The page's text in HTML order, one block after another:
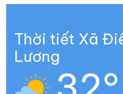
Thời tiết Xã
Lương